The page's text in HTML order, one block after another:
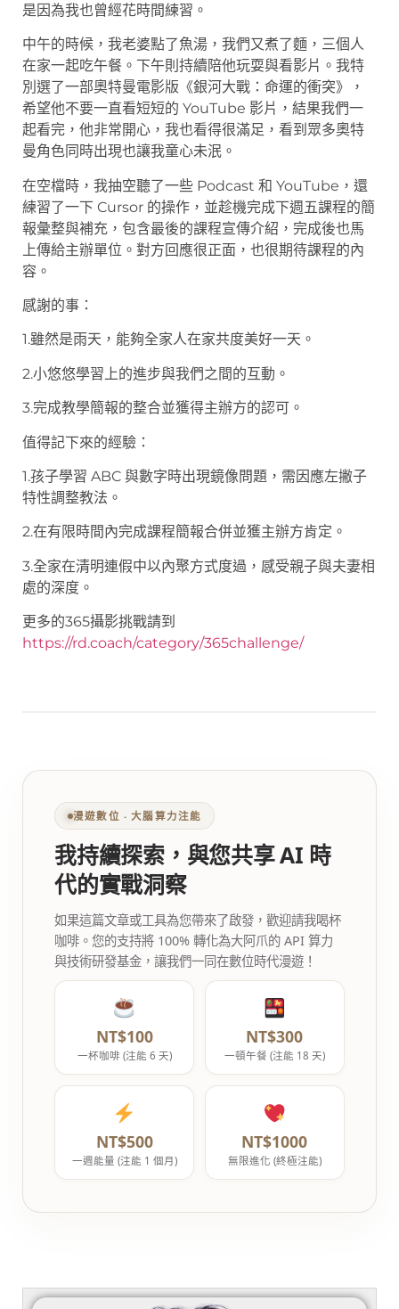
是因為我也曾經花時間練習。
中午的時候，我老婆點了魚湯，我們又煮了麵，三個人
在家一起吃午餐。下午則持續陪他玩耍與看影片。我特
別選了一部奧特曼電影版《銀河大戰：命運的衝突》，
希望他不要一直看短短的 YouTube 影片，結果我們一
起看完，他非常開心，我也看得很滿足，看到眾多奧特
曼角色同時出現也讓我童心未泯。
在空檔時，我抽空聽了一些 Podcast 和 YouTube，還
練習了一下 Cursor 的操作，並趁機完成下週五課程的簡
報彙整與補充，包含最後的課程宣傳介紹，完成後也馬
上傳給主辦單位。對方回應很正面，也很期待課程的內
容。
感謝的事：
1.雖然是雨天，能夠全家人在家共度美好一天。
2.小悠悠學習上的進步與我們之間的互動。
3.完成教學簡報的整合並獲得主辦方的認可。
值得記下來的經驗：
1.孩子學習 ABC 與數字時出現鏡像問題，需因應左撇子
特性調整教法。
2.在有限時間內完成課程簡報合併並獲主辦方肯定。
3.全家在清明連假中以內聚方式度過，感受親子與夫妻相
處的深度。
更多的365攝影挑戰請到
https://rd.coach/category/365challenge/
漫遊數位 ‧ 大腦算力注能
我持續探索，與您共享 AI 時
代的實戰洞察
如果這篇文章或工具為您帶來了啟發，歡迎請我喝杯
咖啡。您的支持將 100% 轉化為大阿爪的 API 算力
與技術研發基金，讓我們一同在數位時代漫遊！
NT$100
一杯咖啡 (注能 6 天)
NT$300
一頓午餐 (注能 18 天)
NT$500
一週能量 (注能 1 個月)
NT$1000
無限進化 (終極注能)